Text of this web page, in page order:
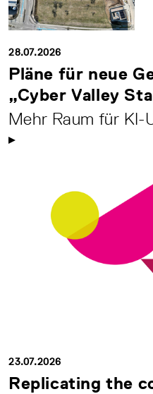
28.07.2026
Pläne für neue
„Cyber Valley
Mehr Raum für KI-
23.07.2026
Replicating the